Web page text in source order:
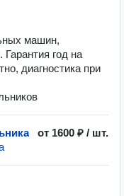
машин,
год на
диагностика при
от 1600 ₽ / шт.